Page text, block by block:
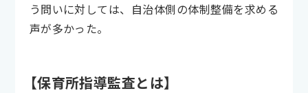
う問いに対しては、自治体側の体制整備を求める
声が多かった。
【保育所指導監査とは】